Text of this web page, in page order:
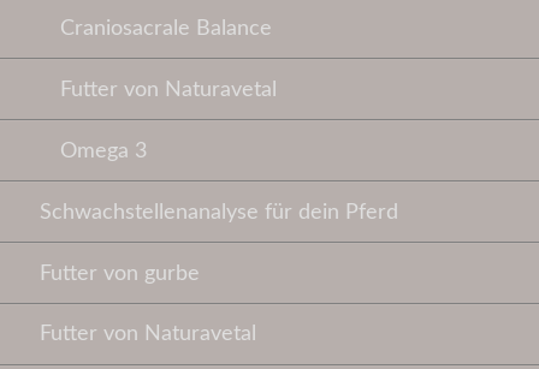
Craniosacrale Balance
Futter von Naturavetal
Omega 3
Schwachstellenanalyse für dein Pferd
Futter von gurbe
Futter von Naturavetal